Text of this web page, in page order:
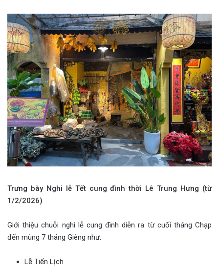
Trưng bày Nghi lễ Tết cung đình thời Lê Trung Hưng (từ
1/2/2026)
Giới thiệu chuỗi nghi lễ cung đình diễn ra từ cuối tháng Chạp
đến mùng 7 tháng Giêng như:
Lễ Tiến Lịch